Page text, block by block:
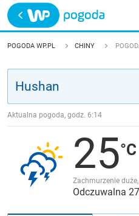
Trwa ładowanie
POLSKA
JAKOŚĆ POWIETRZA
POGODA WP.PL CHINY
Aktualna pogoda, godz. 6:14
25
Zachmurzenie
Odczuwalna